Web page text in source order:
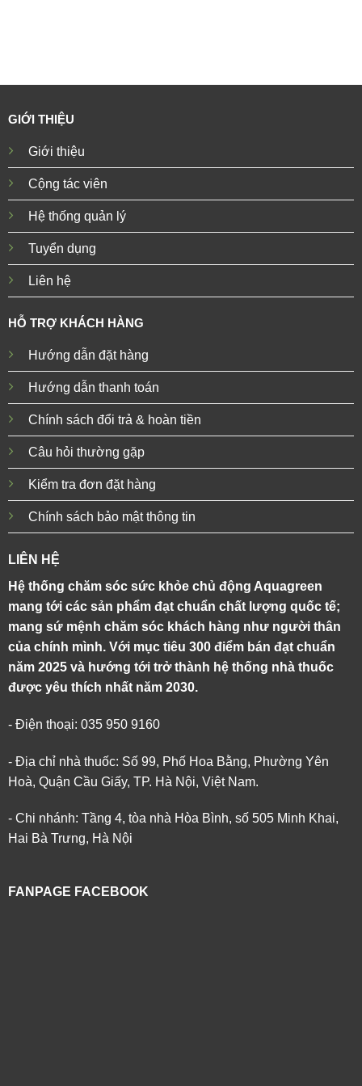
GIỚI THIỆU
Giới thiệu
Cộng tác viên
Hệ thống quản lý
Tuyển dụng
Liên hệ
HỖ TRỢ KHÁCH HÀNG
Hướng dẫn đặt hàng
Hướng dẫn thanh toán
Chính sách đổi trả & hoàn tiền
Câu hỏi thường gặp
Kiểm tra đơn đặt hàng
Chính sách bảo mật thông tin
LIÊN HỆ
Hệ thống chăm sóc sức khỏe chủ động Aquagreen
mang tới các sản phẩm đạt chuẩn chất lượng quốc tế;
mang sứ mệnh chăm sóc khách hàng như người thân
của chính mình. Với mục tiêu 300 điểm bán đạt chuẩn
năm 2025 và hướng tới trở thành hệ thống nhà thuốc
được yêu thích nhất năm 2030.
- Điện thoại: 035 950 9160
- Địa chỉ nhà thuốc: Số 99, Phố Hoa Bằng, Phường Yên
Hoà, Quận Cầu Giấy, TP. Hà Nội, Việt Nam.
- Chi nhánh: Tầng 4, tòa nhà Hòa Bình, số 505 Minh Khai,
Hai Bà Trưng, Hà Nội
FANPAGE FACEBOOK